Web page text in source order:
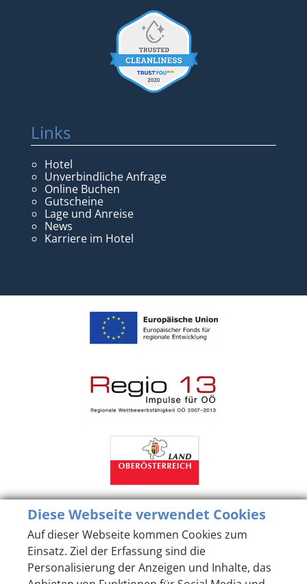
Links
Hotel
Unverbindliche Anfrage
Online Buchen
Gutscheine
Lage und Anreise
News
Karriere im Hotel
Diese Webseite verwendet Cookies
Auf dieser Webseite kommen Cookies zum
Einsatz. Ziel der Erfassung sind die
Personalisierung der Anzeigen und Inhalte, das